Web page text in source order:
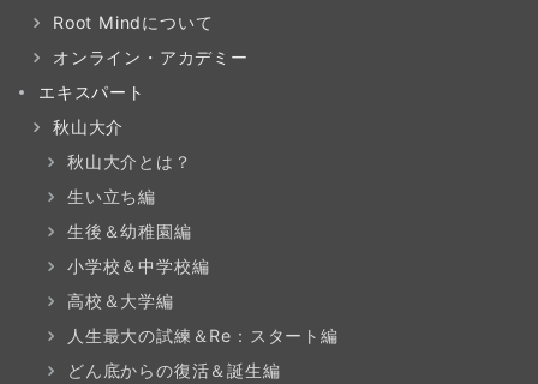
Root Mindについて
オンライン・アカデミー
エキスパート
秋山大介
秋山大介とは？
生い立ち編
生後＆幼稚園編
小学校＆中学校編
高校＆大学編
人生最大の試練＆Re：スタート編
どん底からの復活＆誕生編